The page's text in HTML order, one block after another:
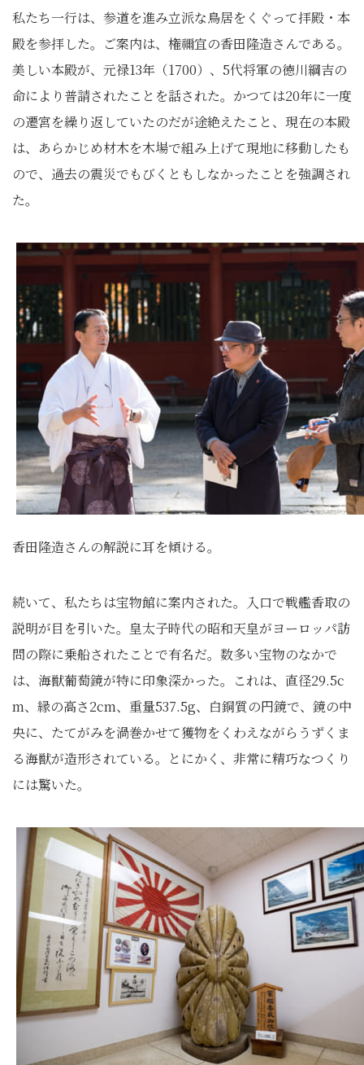
私たち一行は、参道を進み立派な鳥居をくぐって拝殿・本
殿を参拝した。ご案内は、権禰宜の香田隆造さんである。
美しい本殿が、元禄13年（1700）、5代将軍の徳川綱吉の
命により普請されたことを話された。かつては20年に一度
の遷宮を繰り返していたのだが途絶えたこと、現在の本殿
は、あらかじめ材木を木場で組み上げて現地に移動したも
ので、過去の震災でもびくともしなかったことを強調され
た。
香田隆造さんの解説に耳を傾ける。
続いて、私たちは宝物館に案内された。入口で戦艦香取の
説明が目を引いた。皇太子時代の昭和天皇がヨーロッパ訪
問の際に乗船されたことで有名だ。数多い宝物のなかで
は、海獣葡萄鏡が特に印象深かった。これは、直径29.5c
m、縁の高さ2cm、重量537.5g、白銅質の円鏡で、鏡の中
央に、たてがみを渦巻かせて獲物をくわえながらうずくま
る海獣が造形されている。とにかく、非常に精巧なつくり
には驚いた。